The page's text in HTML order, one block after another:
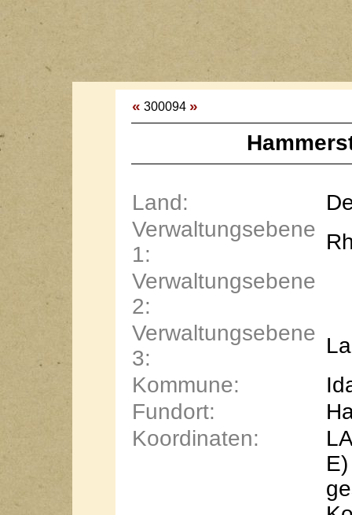
« 300094 »
Land:
Verwaltungsebene
1:
Verwaltungsebene
2:
Verwaltungsebene
3:
Kommune:
Fundort:
Koordinaten:
E)